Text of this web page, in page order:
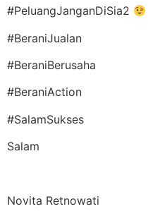
#PeluangJanganDiSia2
#BeraniJualan
#BeraniBerusaha
#BeraniAction
#SalamSukses
Salam
Novita Retnowati